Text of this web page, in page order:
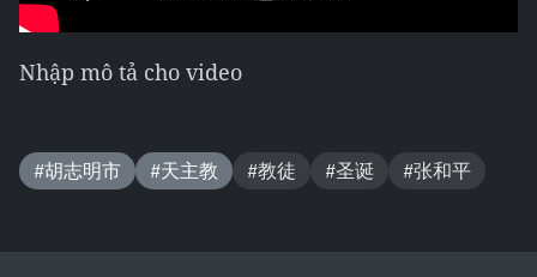
Nhập mô tả cho video
#胡志明市 #天主教 #教徒 #圣诞 #张和平